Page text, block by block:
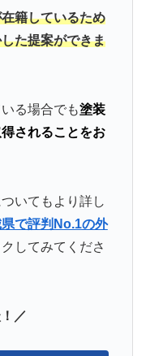
籍しているため
た提案ができま
る場合でも塗装
されることをお
いてもより詳し
で評判No.1の外
してみてくださ
／